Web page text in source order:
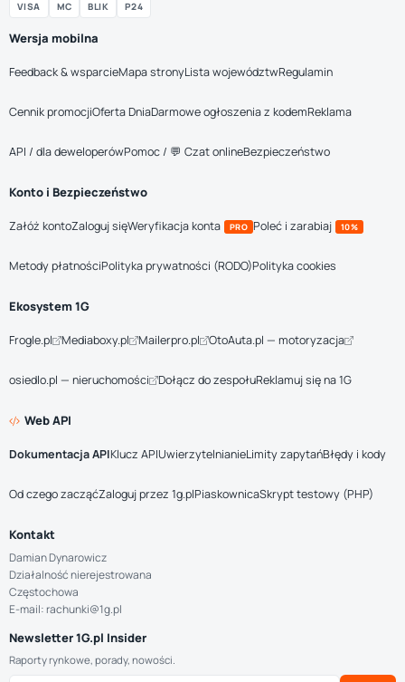
VISA MC BLIK P24
Wersja mobilna
Feedback & wsparcieMapa stronyLista województwRegulamin
Cennik promocjiOferta DniaDarmowe ogłoszenia z kodemReklama
API / dla deweloperówPomoc / 💬 Czat onlineBezpieczeństwo
Konto i Bezpieczeństwo
Załóż kontoZaloguj sięWeryfikacja konta PRO Poleć i zarabiaj 10%
Metody płatnościPolityka prywatności (RODO)Polityka cookies
Ekosystem 1G
Frogle.pl Mediaboxy.pl Mailerpro.pl OtoAuta.pl — motoryzacja
osiedlo.pl — nieruchomości Dołącz do zespołuReklamuj się na 1G
Web API
Dokumentacja APIKlucz APIUwierzytelnianieLimity zapytańBłędy i kody
Od czego zacząćZaloguj przez 1g.plPiaskownicaSkrypt testowy (PHP)
Kontakt
Damian Dynarowicz
Działalność nierejestrowana
Częstochowa
E-mail: rachunki@1g.pl
Newsletter 1G.pl Insider
Raporty rynkowe, porady, nowości.